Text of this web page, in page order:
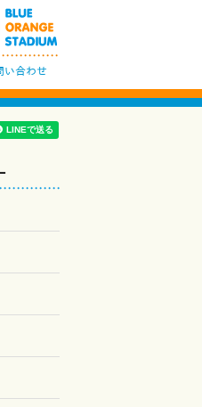
い合わせ